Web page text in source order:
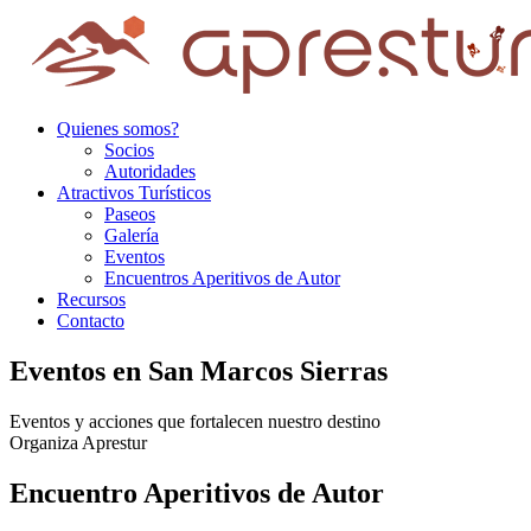
Quienes somos?
Socios
Autoridades
Atractivos Turísticos
Paseos
Galería
Eventos
Encuentros Aperitivos de Autor
Recursos
Contacto
Eventos en San Marcos Sierras
Eventos y acciones que fortalecen nuestro destino
Organiza Aprestur
Encuentro Aperitivos de Autor